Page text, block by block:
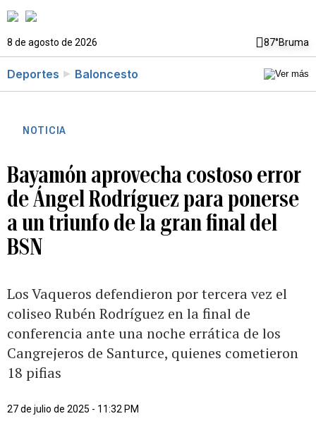
8 de agosto de 2026 87°Bruma
Deportes Baloncesto
NOTICIA
Bayamón aprovecha costoso error
de Ángel Rodríguez para ponerse
a un triunfo de la gran final del
BSN
Los Vaqueros defendieron por tercera vez el
coliseo Rubén Rodríguez en la final de
conferencia ante una noche errática de los
Cangrejeros de Santurce, quienes cometieron
18 pifias
27 de julio de 2025 - 11:32 PM